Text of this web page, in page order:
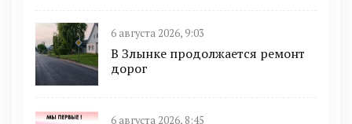
6 августа 2026, 9:03
В Злынке продолжается ремонт
дорог
6 августа 2026, 8:45